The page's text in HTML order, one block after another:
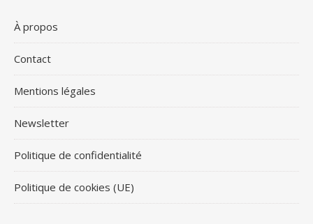
À propos
Contact
Mentions légales
Newsletter
Politique de confidentialité
Politique de cookies (UE)